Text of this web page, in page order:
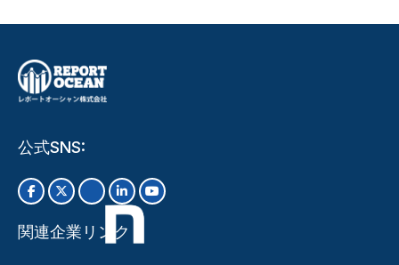
公式SNS:
関連企業リンク